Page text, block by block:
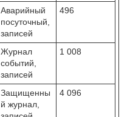
Аварийный
посуточный,
записей
496
Журнал
событий,
записей
1 008
Защищенны
й журнал,
4 096